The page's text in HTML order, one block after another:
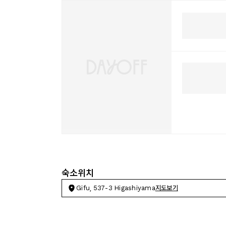
숙소위치
Gifu, 537-3 Higashiyama지도보기